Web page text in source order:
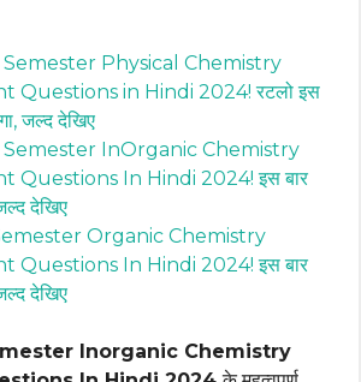
Semester Physical Chemistry
Questions in Hindi 2024! रटलो इस
जल्द देखिए
Semester InOrganic Chemistry
Questions In Hindi 2024! इस बार
देखिए
Organic Chemistry
Questions In Hindi 2024! इस बार
देखिए
Inorganic Chemistry